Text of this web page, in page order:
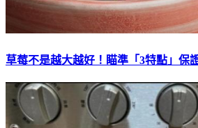
草莓不是越大越好！瞄準「3特點」